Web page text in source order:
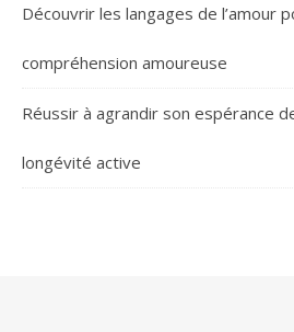
Découvrir les langages de l’amour
compréhension amoureuse
Réussir à agrandir son espérance
longévité active